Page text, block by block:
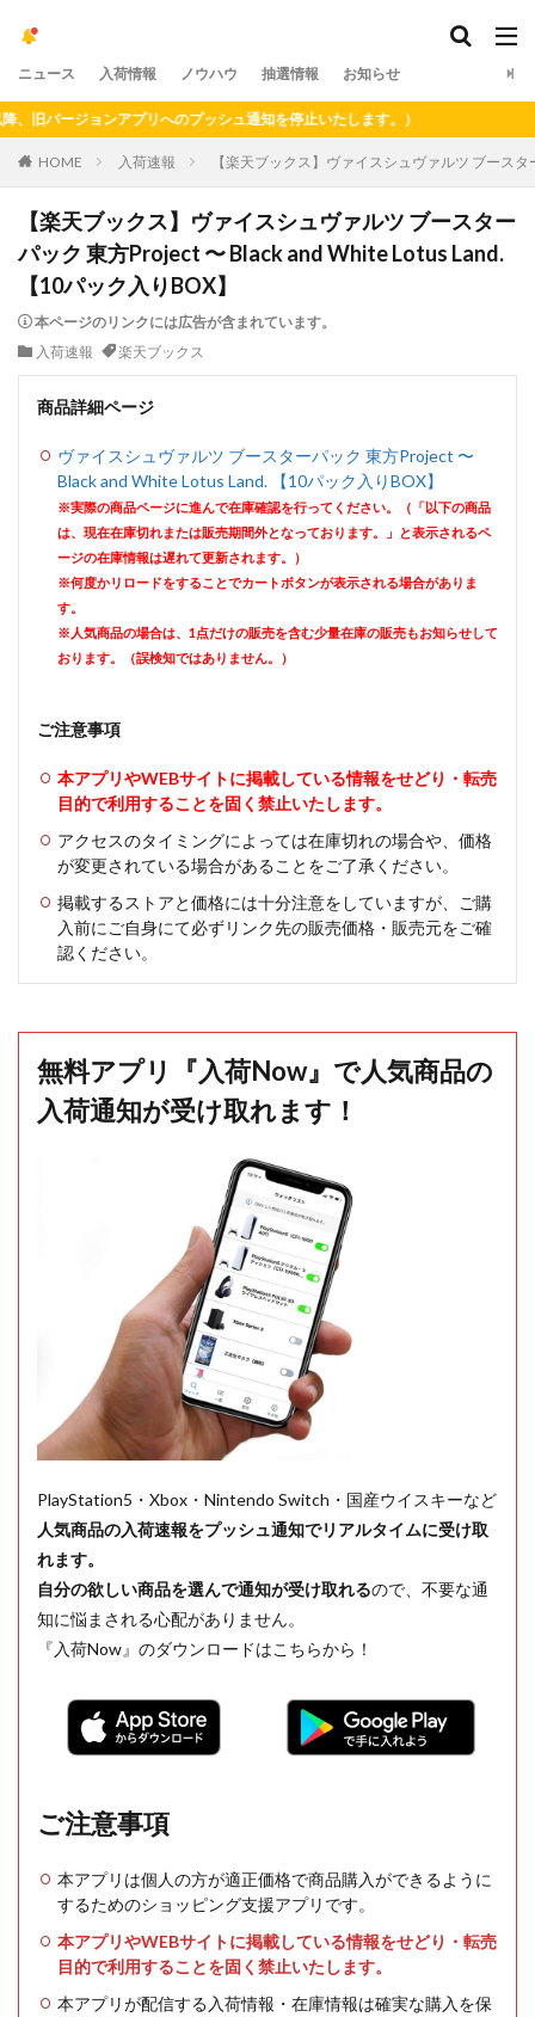
ニュース 入荷情報 ノウハウ 抽選情報 お知らせ
ージョンアプリへのプッシュ通知を停止いたします。）
HOME 入荷速報 【楽天ブックス】ヴァイスシュヴァルツ ブース
【楽天ブックス】ヴァイスシュヴァルツ ブースター
パック 東方Project 〜 Black and White Lotus Land.
【10パック入りBOX】
本ページのリンクには広告が含まれています。
入荷速報
楽天ブックス
商品詳細ページ
ヴァイスシュヴァルツ ブースターパック 東方Project 〜
Black and White Lotus Land. 【10パック入りBOX】
※実際の商品ページに進んで在庫確認を行ってください。（「以下の商品
は、現在在庫切れまたは販売期間外となっております。」と表示されるペ
ージの在庫情報は遅れて更新されます。）
※何度かリロードをすることでカートボタンが表示される場合がありま
す。
※人気商品の場合は、1点だけの販売を含む少量在庫の販売もお知らせして
おります。（誤検知ではありません。）
ご注意事項
本アプリやWEBサイトに掲載している情報をせどり・転売
目的で利用することを固く禁止いたします。
アクセスのタイミングによっては在庫切れの場合や、価格
が変更されている場合があることをご了承ください。
掲載するストアと価格には十分注意をしていますが、ご購
入前にご自身にて必ずリンク先の販売価格・販売元をご確
認ください。
無料アプリ『入荷Now』で人気商品の
入荷通知が受け取れます！
PlayStation5・Xbox・Nintendo Switch・国産ウイスキーなど
人気商品の入荷速報をプッシュ通知でリアルタイムに受け取
れます。
自分の欲しい商品を選んで通知が受け取れるので、不要な通
知に悩まされる心配がありません。
『入荷Now』のダウンロードはこちらから！
ご注意事項
本アプリは個人の方が適正価格で商品購入ができるように
するためのショッピング支援アプリです。
本アプリやWEBサイトに掲載している情報をせどり・転売
目的で利用することを固く禁止いたします。
本アプリが配信する入荷情報・在庫情報は確実な購入を保